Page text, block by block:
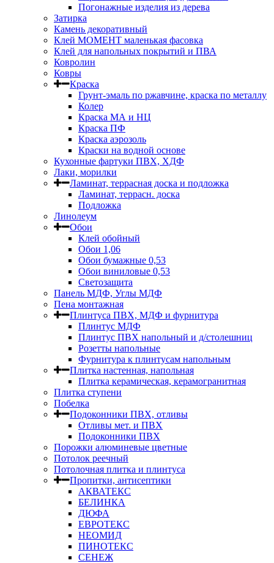
Погонажные изделия из дерева
Затирка
Камень декоративный
Клей МОМЕНТ маленькая фасовка
Клей для напольных покрытий и ПВА
Ковролин
Ковры
Краска
Грунт-эмаль по ржавчине, краска по металлу
Колер
Краска МА и НЦ
Краска ПФ
Краска аэрозоль
Краски на водной основе
Кухонные фартуки ПВХ, ХДФ
Лаки, морилки
Ламинат, террасная доска и подложка
Ламинат, террасн. доска
Подложка
Линолеум
Обои
Клей обойный
Обои 1,06
Обои бумажные 0,53
Обои виниловые 0,53
Светозащита
Панель МДФ, Углы МДФ
Пена монтажная
Плинтуса ПВХ, МДФ и фурнитура
Плинтус МДФ
Плинтус ПВХ напольный и д/столешниц
Розетты напольные
Фурнитура к плинтусам напольным
Плитка настенная, напольная
Плитка керамическая, керамогранитная
Плитка ступени
Побелка
Подоконники ПВХ, отливы
Отливы мет. и ПВХ
Подоконники ПВХ
Порожки алюминевые цветные
Потолок реечный
Потолочная плитка и плинтуса
Пропитки, антисептики
АКВАТЕКС
БЕЛИНКА
ДЮФА
ЕВРОТЕКС
НЕОМИД
ПИНОТЕКС
СЕНЕЖ